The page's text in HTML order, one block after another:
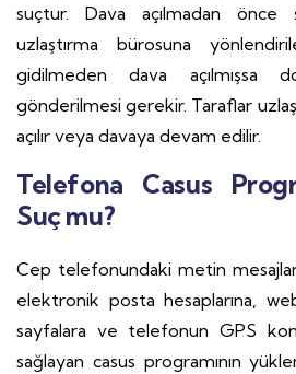
suçtur. Dava açılmadan
uzlaştırma bürosuna
gidilmeden dava açılmışsa
gönderilmesi gerekir. Taraflar
açılır veya davaya devam edilir.
Telefona Casus
Suç mu?
Cep telefonundaki metin
elektronik posta hesaplarına,
sayfalara ve telefonun GPS
sağlayan casus programının